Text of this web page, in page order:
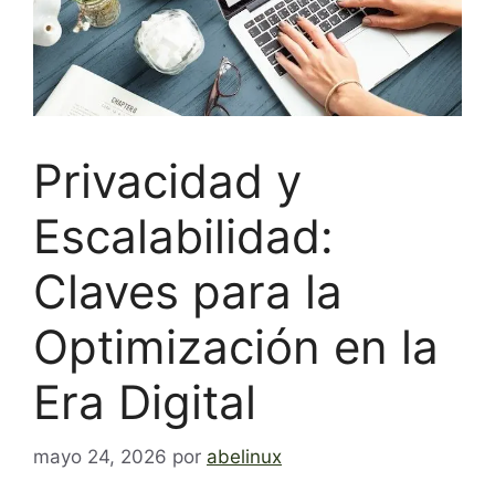
Privacidad y
Escalabilidad:
Claves para la
Optimización en la
Era Digital
mayo 24, 2026 por abelinux